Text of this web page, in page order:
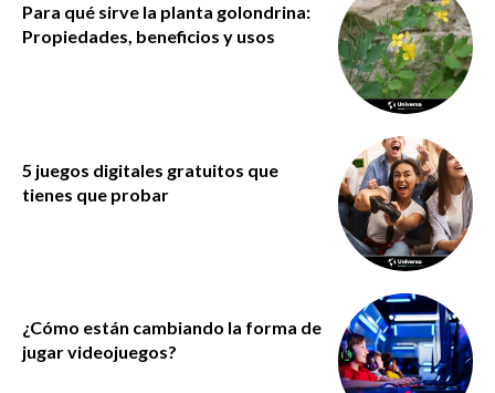
Para qué sirve la planta golondrina:
Propiedades, beneficios y usos
5 juegos digitales gratuitos que
tienes que probar
¿Cómo están cambiando la forma de
jugar videojuegos?